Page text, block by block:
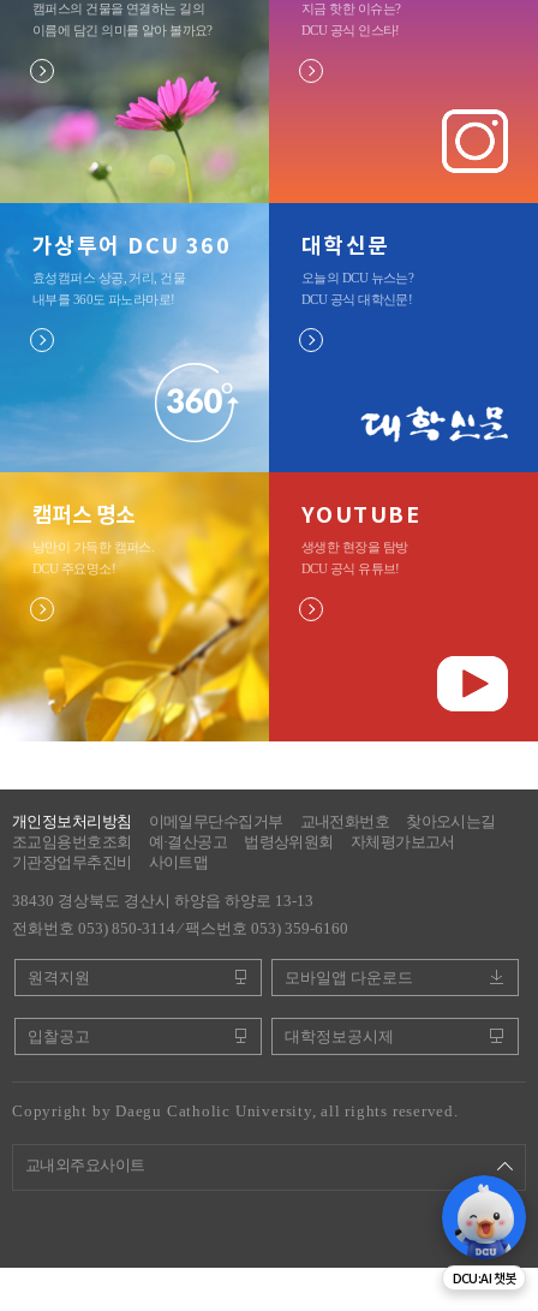
캠퍼스의 건물을 연결하는 길의
이름에 담긴 의미를 알아 볼까요?
지금 핫한 이슈는?
DCU 공식 인스타!
가상투어 DCU 360
효성캠퍼스 상공, 거리, 건물
내부를 360도 파노라마로!
캠퍼스 명소
낭만이 가득한 캠퍼스.
DCU 주요명소!
대학신문
오늘의 DCU 뉴스는?
DCU 공식 대학신문!
YOUTUBE
생생한 현장을 탐방
DCU 공식 유튜브!
개인정보처리방침 이메일무단수집거부 교내전화번호
찾아오시는길
조교임용번호조회
예·결산공고 법령상위원회
자체평가보고서
기관장업무추진비
사이트맵
38430 경상북도 경산시 하양읍 하양로 13-13
전화번호 053) 850-3114 ⁄ 팩스번호 053) 359-6160
원격지원 모바일앱 다운로드
입찰공고 대학정보공시제
Copyright by Daegu Catholic University, all rights reserved.
교내외주요사이트
DCU:AI 챗봇